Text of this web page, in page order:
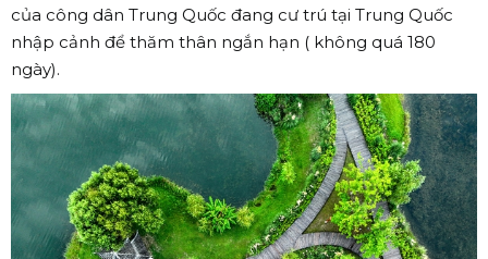
của công dân Trung Quốc đang cư trú tại Trung Quốc
nhập cảnh để thăm thân ngắn hạn ( không quá 180
ngày).